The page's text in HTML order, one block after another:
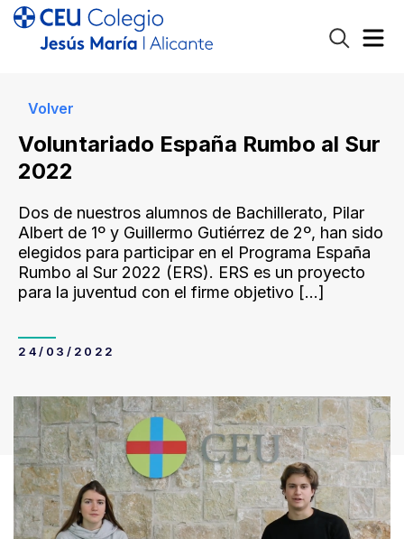
Volver
Voluntariado España Rumbo al Sur
2022
Dos de nuestros alumnos de Bachillerato, Pilar
Albert de 1º y Guillermo Gutiérrez de 2º, han sido
elegidos para participar en el Programa España
Rumbo al Sur 2022 (ERS). ERS es un proyecto
para la juventud con el firme objetivo […]
24/03/2022